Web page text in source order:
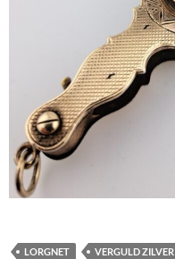
LORGNET VERGULD ZILVER